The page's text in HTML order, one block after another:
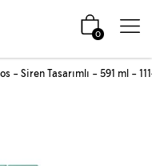
0
- Siren Tasarımlı - 591 ml -